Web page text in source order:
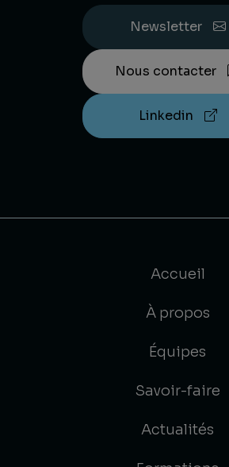
Newsletter
Nous contacter
Linkedin
Accueil
À propos
Équipes
Savoir-faire
Actualités